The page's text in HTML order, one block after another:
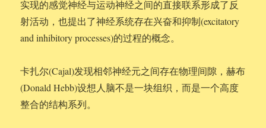
实现的感觉神经与运动神经之间的直接联系形成了反
射活动，也提出了神经系统存在兴奋和抑制(excitatory
and inhibitory processes)的过程的概念。
卡扎尔(Cajal)发现相邻神经元之间存在物理间隙，赫布
(Donald Hebb)设想人脑不是一块组织，而是一个高度
整合的结构系列。